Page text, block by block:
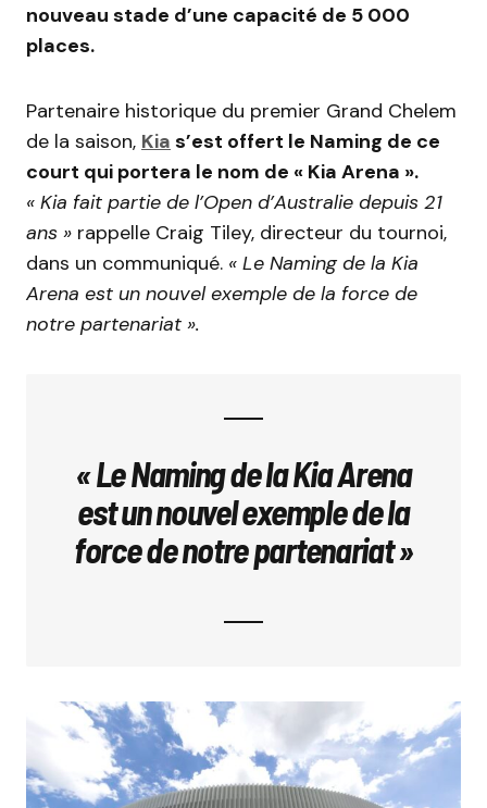
nouveau stade d’une capacité de 5 000
places.
Partenaire historique du premier Grand Chelem
de la saison, Kia s’est offert le Naming de ce
court qui portera le nom de « Kia Arena ».
« Kia fait partie de l’Open d’Australie depuis 21
ans » rappelle Craig Tiley, directeur du tournoi,
dans un communiqué. « Le Naming de la Kia
Arena est un nouvel exemple de la force de
notre partenariat ».
« Le Naming de la Kia Arena
est un nouvel exemple de la
force de notre partenariat »